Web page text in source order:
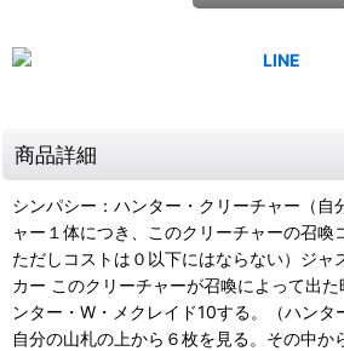
商品詳細
シンパシー：ハンター・クリーチャー（自
ャー１体につき、このクリーチャーの召喚
ただしコストは０以下にはならない）ジャ
カー このクリーチャーが召喚によって出
ンター・W・メクレイド10する。（ハンタ
自分の山札の上から６枚を見る。その中か